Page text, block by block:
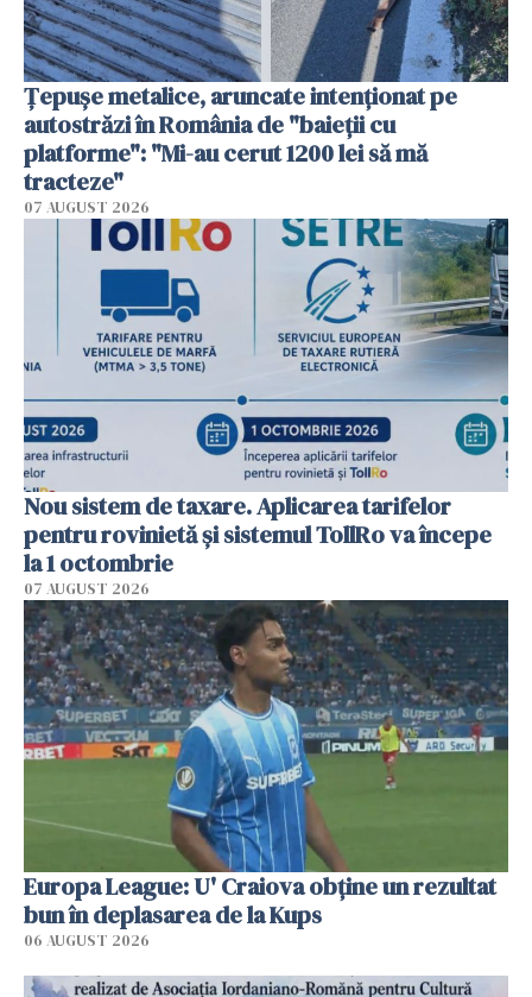
Țepușe metalice, aruncate intenționat pe
autostrăzi în România de "baieții cu
platforme": "Mi-au cerut 1200 lei să mă
tracteze"
07 AUGUST 2026
Nou sistem de taxare. Aplicarea tarifelor
pentru rovinietă şi sistemul TollRo va începe
la 1 octombrie
07 AUGUST 2026
Europa League: U' Craiova obține un rezultat
bun în deplasarea de la Kups
06 AUGUST 2026